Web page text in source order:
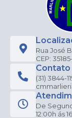
Rua José
CEP:
Contato
(31) 3844-
De
12:00h ás